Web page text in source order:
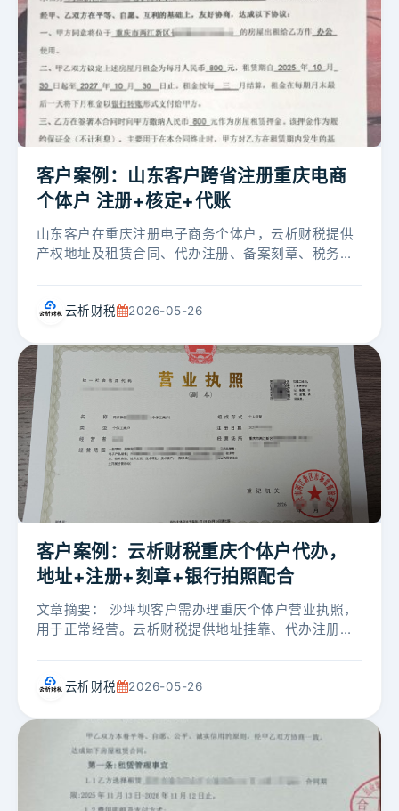
客户案例：山东客户跨省注册重庆电商
个体户 注册+核定+代账
山东客户在重庆注册电子商务个体户，云析财税提供
产权地址及租赁合同、代办注册、备案刻章、税务核
云析财税 2026-05-26
客户案例：云析财税重庆个体户代办，
地址+注册+刻章+银行拍照配合
文章摘要： 沙坪坝客户需办理重庆个体户营业执照，
用于正常经营。云析财税提供地址挂靠、代办注册、
云析财税 2026-05-26